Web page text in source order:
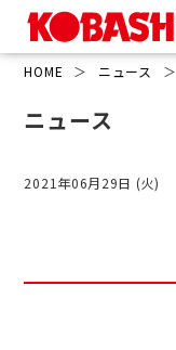
HOME ＞ ニュース ＞
ニュース
2021年06月29日 (火)